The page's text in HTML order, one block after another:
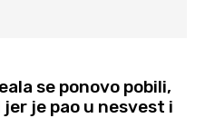
se ponovo pobili,
je pao u nesvest i